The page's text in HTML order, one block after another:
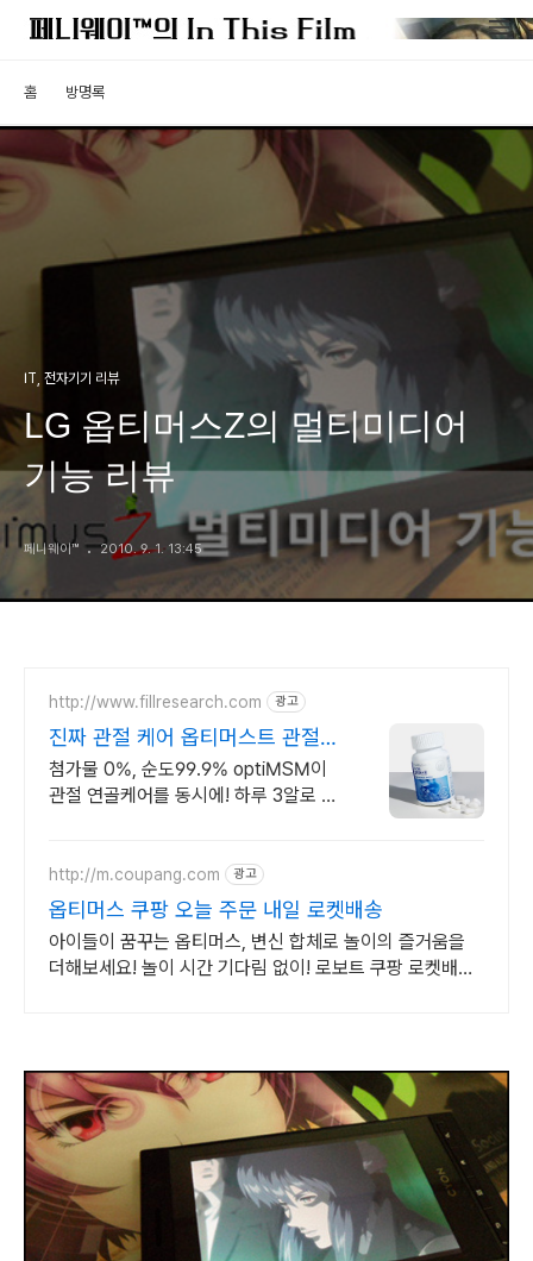
홈 방명록
IT, 전자기기 리뷰
LG 옵티머스Z의 멀티미디어
기능 리뷰
페니웨이™ 2010. 9. 1. 13:45
http://www.fillresearch.com 광고
진짜 관절 케어 옵티머스트 관절
연골 집중 케어
첨가물 0%, 순도99.9% optiMSM이
관절 연골케어를 동시에! 하루 3알로 관
http://m.coupang.com 광고
옵티머스 쿠팡 오늘 주문 내일 로켓배송
아이들이 꿈꾸는 옵티머스, 변신 합체로 놀이의 즐거움을
더해보세요! 놀이 시간 기다림 없이! 로보트 쿠팡 로켓배송